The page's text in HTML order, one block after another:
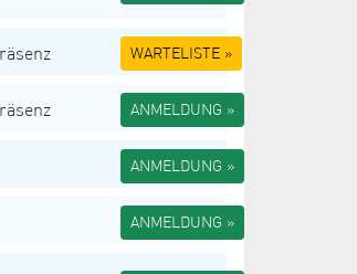
WARTELISTE »
ANMELDUNG »
ANMELDUNG »
ANMELDUNG »